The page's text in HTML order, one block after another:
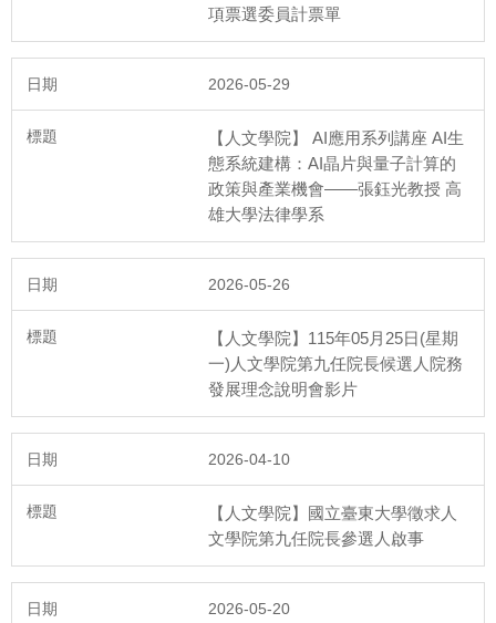
項票選委員計票單
2026-05-29
【人文學院】 AI應用系列講座 AI生
態系統建構：AI晶片與量子計算的
政策與產業機會——張鈺光教授 高
雄大學法律學系
2026-05-26
【人文學院】115年05月25日(星期
一)人文學院第九任院長候選人院務
發展理念說明會影片
2026-04-10
【人文學院】國立臺東大學徵求人
文學院第九任院長參選人啟事
2026-05-20
人文學院第三次院務會議